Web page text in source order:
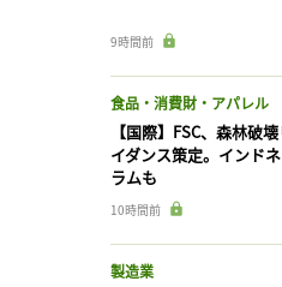
9時間前
食品・消費財・アパレル
【国際】FSC、森林破
イダンス策定。インド
ラムも
10時間前
製造業